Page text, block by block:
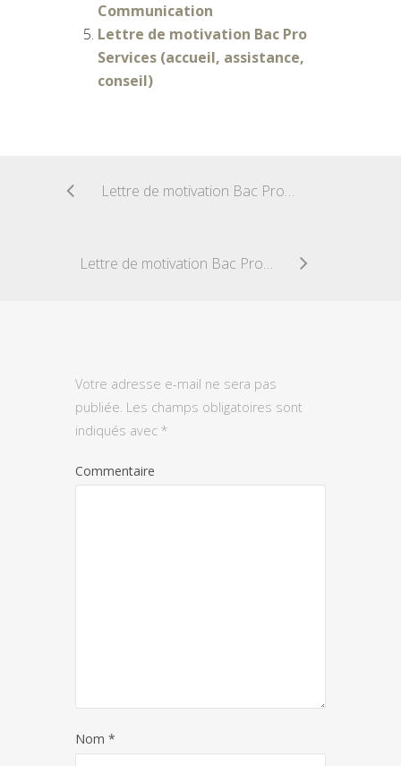
Communication
Lettre de motivation Bac Pro
Services (accueil, assistance,
conseil)
Lettre de motivation Bac Pro Restauration
Lettre de motivation Bac Pro services de proximité
Votre adresse e-mail ne sera pas
publiée. Les champs obligatoires sont
indiqués avec *
Commentaire
Nom *